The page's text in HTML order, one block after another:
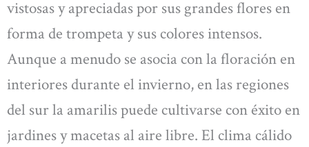
vistosas y apreciadas por sus grandes flores en
forma de trompeta y sus colores intensos.
Aunque a menudo se asocia con la floración en
interiores durante el invierno, en las regiones
del sur la amarilis puede cultivarse con éxito en
jardines y macetas al aire libre. El clima cálido